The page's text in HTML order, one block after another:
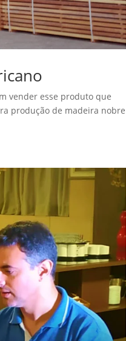
vender esse produto que
produção de madeira nobre